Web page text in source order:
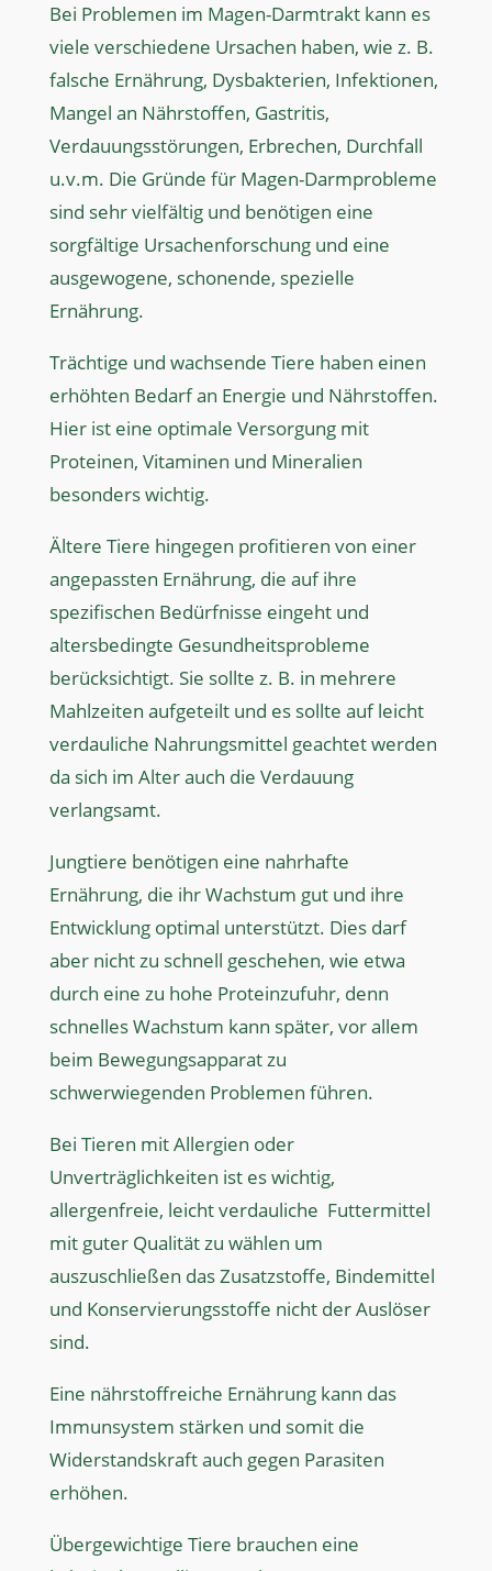
Bei Problemen im Magen-Darmtrakt kann es
viele verschiedene Ursachen haben, wie z. B.
falsche Ernährung, Dysbakterien, Infektionen,
Mangel an Nährstoffen, Gastritis,
Verdauungsstörungen, Erbrechen, Durchfall
u.v.m. Die Gründe für Magen-Darmprobleme
sind sehr vielfältig und benötigen eine
sorgfältige Ursachenforschung und eine
ausgewogene, schonende, spezielle
Ernährung.
Trächtige und wachsende Tiere haben einen
erhöhten Bedarf an Energie und Nährstoffen.
Hier ist eine optimale Versorgung mit
Proteinen, Vitaminen und Mineralien
besonders wichtig.
Ältere Tiere hingegen profitieren von einer
angepassten Ernährung, die auf ihre
spezifischen Bedürfnisse eingeht und
altersbedingte Gesundheitsprobleme
berücksichtigt. Sie sollte z. B. in mehrere
Mahlzeiten aufgeteilt und es sollte auf leicht
verdauliche Nahrungsmittel geachtet werden
da sich im Alter auch die Verdauung
verlangsamt.
Jungtiere benötigen eine nahrhafte
Ernährung, die ihr Wachstum gut und ihre
Entwicklung optimal unterstützt. Dies darf
aber nicht zu schnell geschehen, wie etwa
durch eine zu hohe Proteinzufuhr, denn
schnelles Wachstum kann später, vor allem
beim Bewegungsapparat zu
schwerwiegenden Problemen führen.
Bei Tieren mit Allergien oder
Unverträglichkeiten ist es wichtig,
allergenfreie, leicht verdauliche Futtermittel
mit guter Qualität zu wählen um
auszuschließen das Zusatzstoffe, Bindemittel
und Konservierungsstoffe nicht der Auslöser
sind.
Eine nährstoffreiche Ernährung kann das
Immunsystem stärken und somit die
Widerstandskraft auch gegen Parasiten
erhöhen.
Übergewichtige Tiere brauchen eine